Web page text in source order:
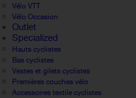
Vélo VTT
Vélo Occasion
Outlet
Specialized
Hauts cyclistes
Bas cyclistes
Vestes et gilets cyclistes
Premières couches vélo
Accessoires textile cyclistes